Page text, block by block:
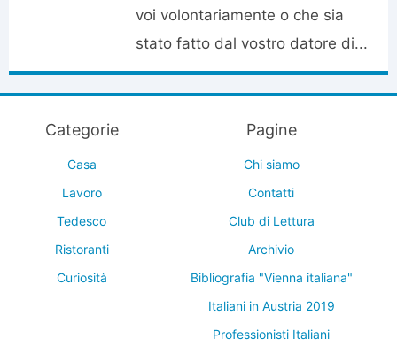
voi volontariamente o che sia
stato fatto dal vostro datore di...
Categorie
Casa
Lavoro
Tedesco
Ristoranti
Curiosità
Pagine
Chi siamo
Contatti
Club di Lettura
Archivio
Bibliografia "Vienna italiana"
Italiani in Austria 2019
Professionisti Italiani